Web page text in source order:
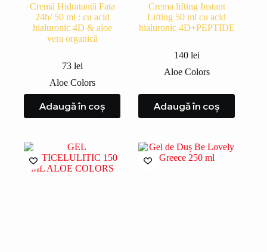
Cremă Hidratantă Fata
24h/ 50 ml : cu acid
hialuronic 4D & aloe
vera organică
73 lei
Aloe Colors
Adaugă în coș
Crema lifting Instant
Lifting 50 ml cu acid
hialuronic 4D+PEPTIDE
140 lei
Aloe Colors
Adaugă în coș